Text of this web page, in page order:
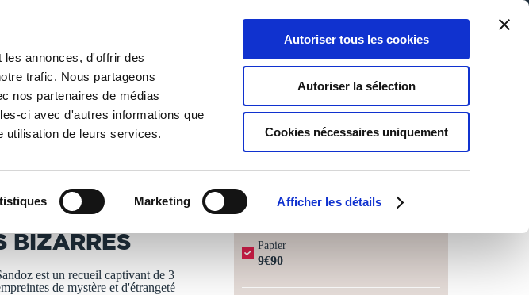
annonces, d'offrir des
trafic. Nous partageons
nos partenaires de médias
ci avec d'autres informations que
utilisation de leurs services.
Marketing Afficher les détails
Autoriser tous les cookies
Autoriser la sélection
Cookies nécessaires uniquement
0
Panier
0
Ma liste
Connexion
LIBRAIRIE
- DÉLAI ACTUEL : 3 À 5 JOURS OUVRÉS ⏱️
BIZARRES
est un recueil captivant de 3
de mystère et d'étrangeté
Papier
9€90